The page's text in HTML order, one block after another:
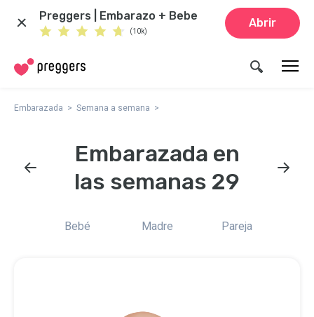
Preggers | Embarazo + Bebe
(10k)
Abrir
Embarazada Semana a semana
Embarazada en
las semanas 29
Bebé Madre Pareja